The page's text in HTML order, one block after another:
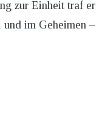
zur Einheit traf er
und im Geheimen –